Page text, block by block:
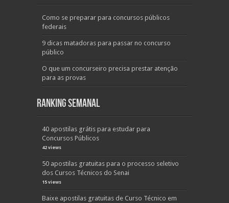
Como se preparar para concursos públicos
federais
9 dicas matadoras para passar no concurso
público
O que um concurseiro precisa prestar atenção
para as provas
Ranking Semanal
40 apostilas grátis para estudar para
Concursos Públicos
42 views
50 apostilas gratuitas para o processo seletivo
dos Cursos Técnicos do Senai
15 views
Baixe apostilas gratuitas de Curso Técnico em